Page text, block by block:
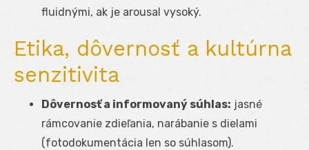
fluidnými, ak je arousal vysoký.
Etika, dôvernosť a kultúrna
senzitivita
Dôvernosť a informovaný súhlas: jasné
rámcovanie zdieľania, narábanie s dielami
(fotodokumentácia len so súhlasom).